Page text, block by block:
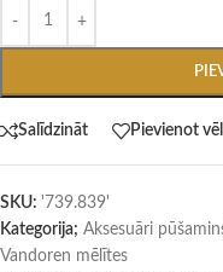
Salīdzināt Pievienot
SKU: '739.839'
Kategorija; Aksesuāri
Vandoren mēlītes